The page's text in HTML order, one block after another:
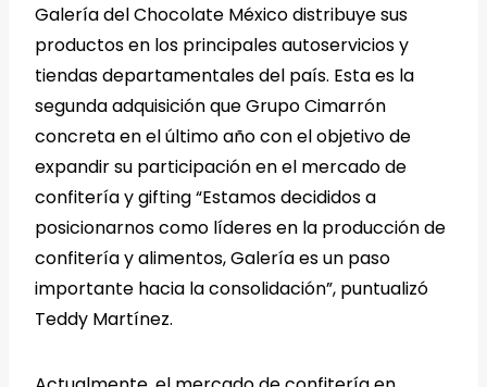
Galería del Chocolate México distribuye sus
productos en los principales autoservicios y
tiendas departamentales del país. Esta es la
segunda adquisición que Grupo Cimarrón
concreta en el último año con el objetivo de
expandir su participación en el mercado de
confitería y gifting “Estamos decididos a
posicionarnos como líderes en la producción de
confitería y alimentos, Galería es un paso
importante hacia la consolidación”, puntualizó
Teddy Martínez.